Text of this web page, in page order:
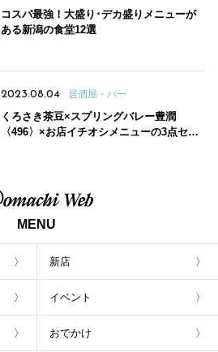
コスパ最強！大盛り･デカ盛りメニューが
ある新潟の食堂12選
2023.08.04 居酒屋・バー
くろさき茶豆×スプリングバレー豊潤
〈496〉×お店イチオシメニューの3点セッ
MENU
新店
イベント
おでかけ